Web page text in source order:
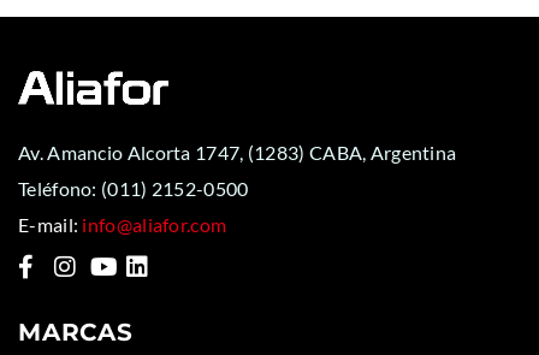
Av. Amancio Alcorta 1747, (1283) CABA, Argentina
Teléfono: (011) 2152-0500
E-mail: info@aliafor.com
MARCAS